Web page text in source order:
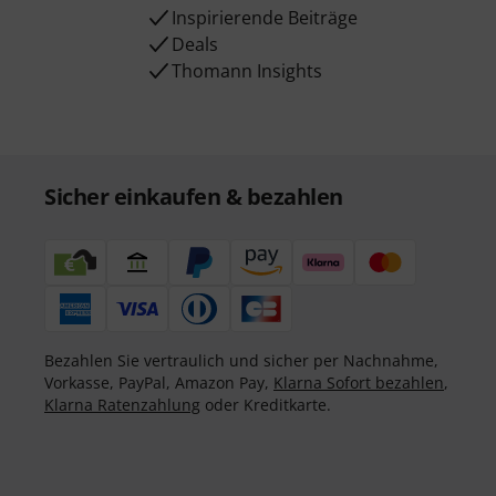
Inspirierende Beiträge
Deals
Thomann Insights
Sicher einkaufen & bezahlen
Bezahlen Sie vertraulich und sicher per Nachnahme,
Vorkasse, PayPal, Amazon Pay, Klarna Sofort bezahlen,
Klarna Ratenzahlung oder Kreditkarte.